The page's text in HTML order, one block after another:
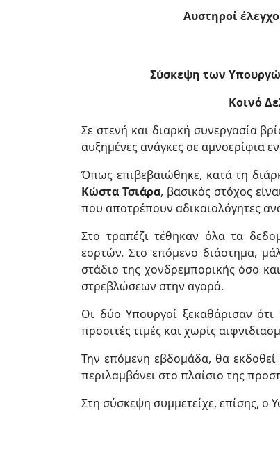
Αυστηροί
Σύσκεψη των
Κοινό
Σε στενή και διαρκή συνεργασία
αυξημένες ανάγκες σε αμνοερίφια
Όπως επιβεβαιώθηκε, κατά τη
Κώστα Τσιάρα, βασικός στόχος
που αποτρέπουν αδικαιολόγητες
Στο τραπέζι τέθηκαν όλα τα
εορτών. Στο επόμενο διάστημα,
στάδιο της χονδρεμπορικής όσο
στρεβλώσεων στην αγορά.
Oι δύο Υπουργοί ξεκαθάρισαν
προσιτές τιμές και χωρίς
Την επόμενη εβδομάδα, θα
περιλαμβάνει στο πλαίσιο της
Στη σύσκεψη συμμετείχε, επίσης, ο